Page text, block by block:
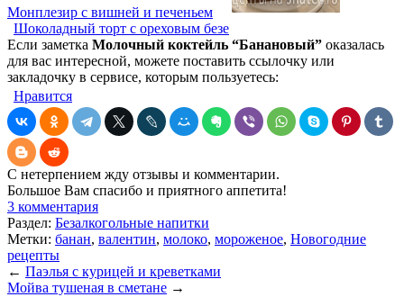
Монплезир с вишней и печеньем
Шоколадный торт с ореховым безе
Если заметка Молочный коктейль “Банановый” оказалась
для вас интересной, можете поставить ссылочку или
закладочку в сервисе, которым пользуетесь:
Нравится
С нетерпением жду отзывы и комментарии.
Большое Вам спасибо и приятного аппетита!
3 комментария
Раздел: Безалкогольные напитки
Метки: банан, валентин, молоко, мороженое, Новогодние
рецепты
← Паэлья с курицей и креветками
Мойва тушеная в сметане →